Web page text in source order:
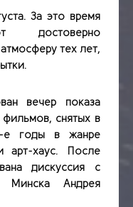
За это время
достоверно
тех лет,
вечер показа
снятых в
е годы в жанре
арт-хаус. После
дискуссия с
Минска Андрея